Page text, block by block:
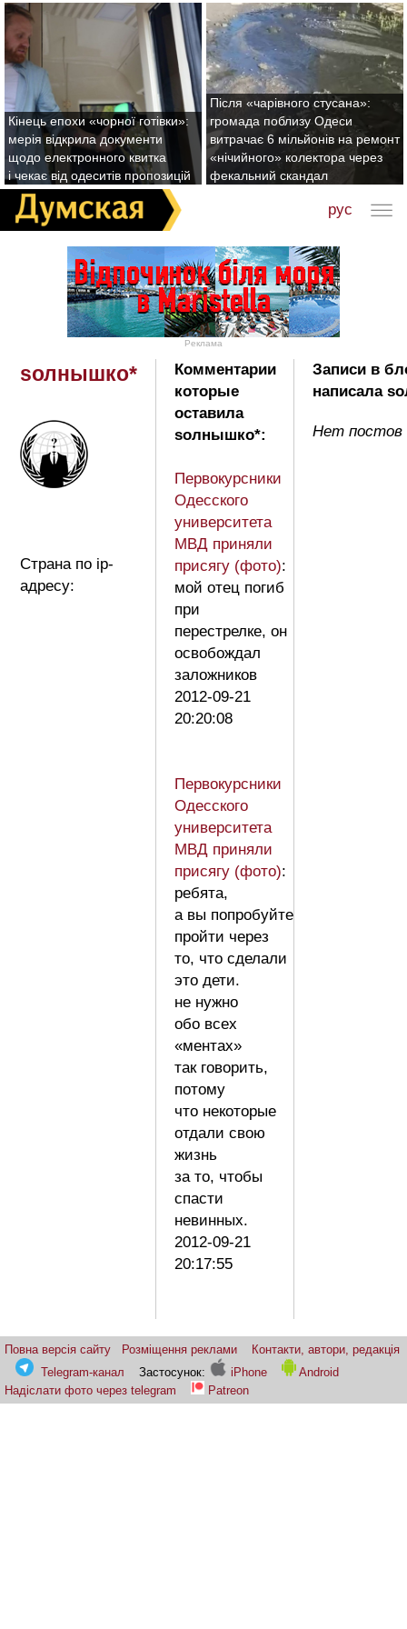
Кінець епохи «чорної готівки»:
мерія відкрила документи
щодо електронного квитка
і чекає від одеситів пропозицій
Після «чарівного стусана»:
громада поблизу Одеси
витрачає 6 мільйонів на ремонт
«нічийного» колектора через
фекальний скандал
рус
Реклама
sолнышко*
Страна по ip-
адресу:
Комментарии
которые
оставила
sолнышко*:
Первокурсники
Одесского
университета
МВД приняли
присягу (фото):
мой отец погиб
при
перестрелке, он
освобождал
заложников
2012-09-21
20:20:08
Первокурсники
Одесского
университета
МВД приняли
присягу (фото):
ребята,
а вы попробуйте
пройти через
то, что сделали
это дети.
не нужно
обо всех
«ментах»
так говорить,
потому
что некоторые
отдали свою
жизнь
за то, чтобы
спасти
невинных.
2012-09-21
20:17:55
Записи в
написала
Нет
Повна версія сайту Розміщення реклами
Контакти, автори, редакція
Telegram-канал
Застосунок: iPhone
Android
Надіслати фото через telegram
Patreon